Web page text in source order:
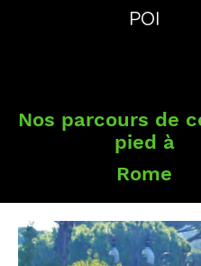
POI
Nos parcours de
pied à
Rome